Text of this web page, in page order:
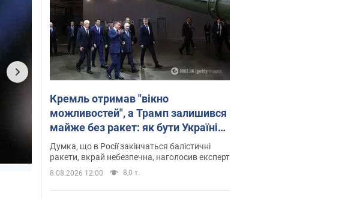
Кремль отримав "вікно
можливостей", а Трамп залишився
майже без ракет: як бути Україні?
Інтерв’ю з Мельником
Думка, що в Росії закінчаться балістичні
ракети, вкрай небезпечна, наголосив експерт
8.08.2026 12:00 8,0 т.